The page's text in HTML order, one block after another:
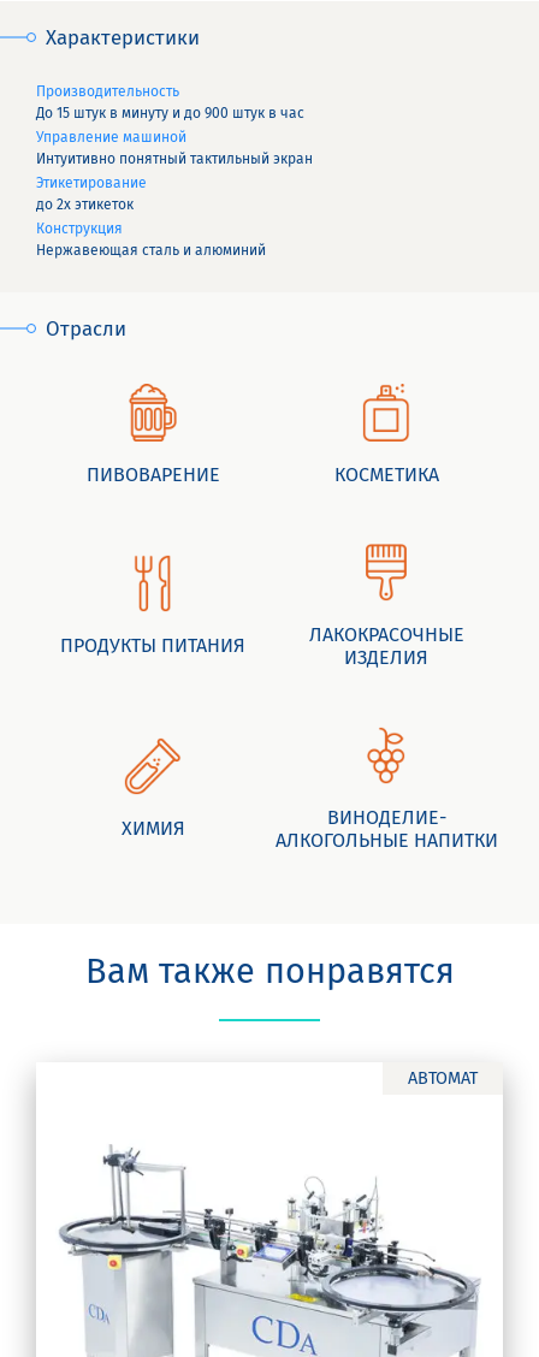
Характеристики
Производительность
До 15 штук в минуту и до 900 штук в час
Управление машиной
Интуитивно понятный тактильный экран
Этикетирование
до 2х этикеток
Конструкция
Нержавеющая сталь и алюминий
Отрасли
ПИВОВАРЕНИЕ КОСМЕТИКА
ПРОДУКТЫ ПИТАНИЯ
ЛАКОКРАСОЧНЫЕ
ИЗДЕЛИЯ
ХИМИЯ
ВИНОДЕЛИЕ-
АЛКОГОЛЬНЫЕ НАПИТКИ
Вам также понравятся
АВТОМАТ